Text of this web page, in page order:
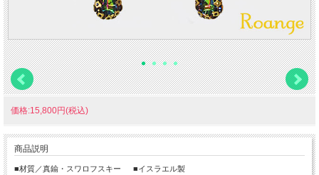
価格:15,800円(税込)
商品説明
■材質／真鍮・スワロフスキー ■イスラエル製